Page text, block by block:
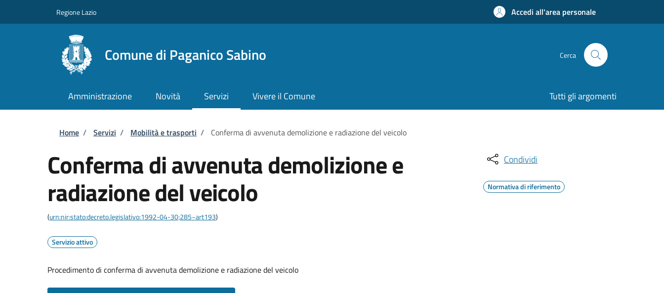
Regione Lazio Accedi all'area personale
Comune di Paganico Sabino Cerca
Amministrazione Novità Servizi Vivere il Comune Tutti gli argomenti
Briciole di pane
Home / Servizi / Mobilità e trasporti / Conferma di avvenuta demolizione e radiazione del veicolo
Conferma di avvenuta demolizione e
radiazione del veicolo
(urn:nir:stato:decreto.legislativo:1992-04-30;285~art193)
Servizio attivo
Procedimento di conferma di avvenuta demolizione e radiazione del veicolo
Condividi
Normativa di riferimento